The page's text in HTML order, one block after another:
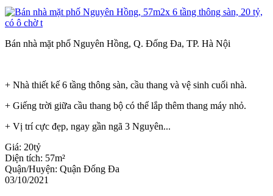
Bán nhà mặt phố Nguyên Hồng, Q. Đống Đa, TP. Hà Nội
+ Nhà thiết kế 6 tầng thông sàn, cầu thang và vệ sinh cuối nhà.
+ Giếng trời giữa cầu thang bộ có thể lắp thêm thang máy nhỏ.
+ Vị trí cực đẹp, ngay gần ngã 3 Nguyên...
Giá: 20tỷ
Diện tích: 57m²
Quận/Huyện: Quận Đống Đa
03/10/2021